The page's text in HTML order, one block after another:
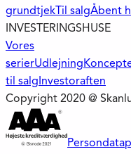
grundtjek Til salgÅbent
INVESTERINGSHUSE
Vores
serierUdlejning
til salg Investoraften
Copyright 2020 @